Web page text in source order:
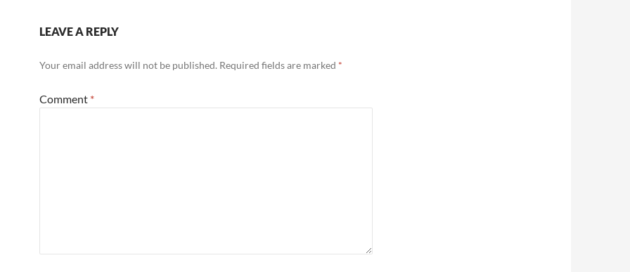
LEAVE A REPLY
Your email address will not be published. Required fields are marked *
Comment *